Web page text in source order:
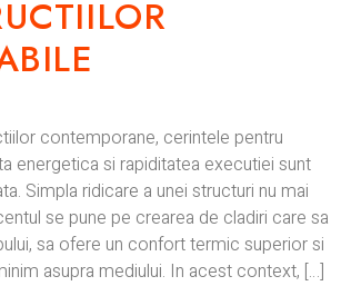
contemporane, cerintele pentru
energetica si rapiditatea executiei sunt
Simpla ridicare a unei structuri nu mai
se pune pe crearea de cladiri care sa
sa ofere un confort termic superior si
asupra mediului. In acest context, […]